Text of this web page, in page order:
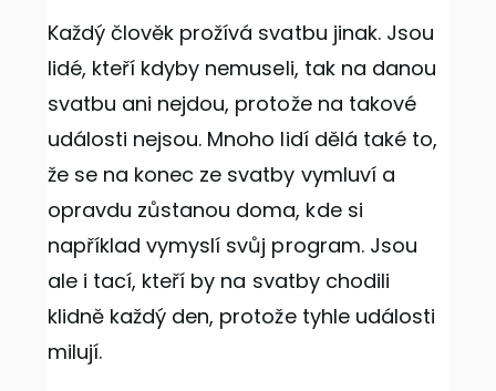
Každý člověk prožívá svatbu jinak. Jsou
lidé, kteří kdyby nemuseli, tak na danou
svatbu ani nejdou, protože na takové
události nejsou. Mnoho lidí dělá také to,
že se na konec ze svatby vymluví a
opravdu zůstanou doma, kde si
například vymyslí svůj program. Jsou
ale i tací, kteří by na svatby chodili
klidně každý den, protože tyhle události
milují.